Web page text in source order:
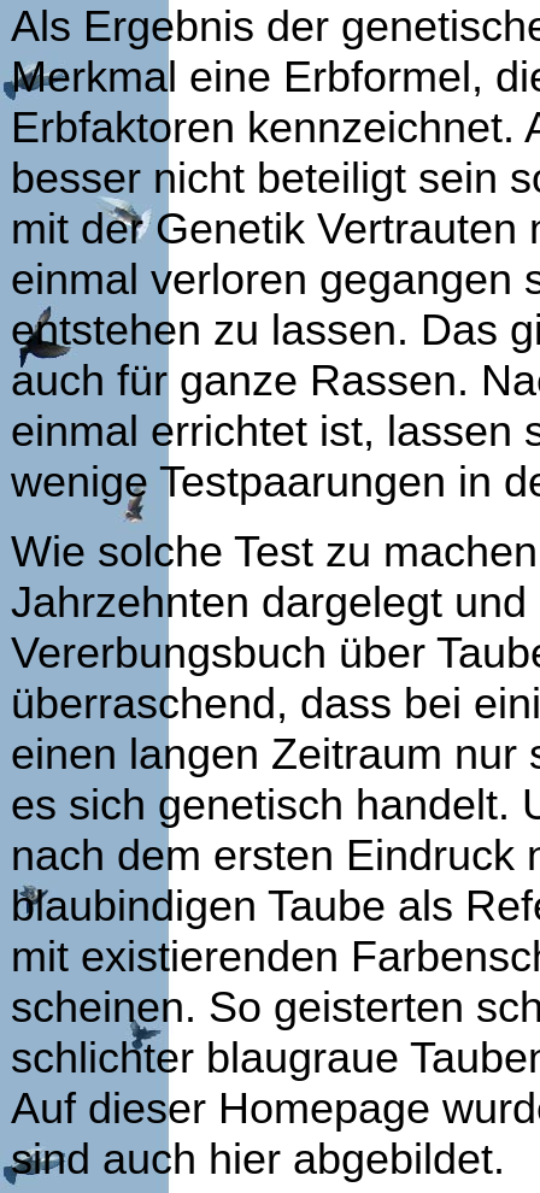
Als Ergebnis der
Merkmal eine Erbformel,
Erbfaktoren kennzeichnet.
besser nicht beteiligt sein
mit der Genetik
einmal verloren gegangen
entstehen zu lassen. Das
auch für ganze Rassen.
einmal errichtet ist, lassen
wenige Testpaarungen in
Wie solche Test zu
Jahrzehnten dargelegt
Vererbungsbuch über
überraschend, dass bei
einen langen Zeitraum nur
es sich genetisch handelt.
nach dem ersten Eindruck
blaubindigen Taube als
mit existierenden
scheinen. So geisterten
schlichter blaugraue
Auf dieser Homepage
sind auch hier abgebildet.